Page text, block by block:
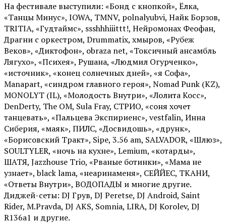
На фестивале выступили: «Бонд с кнопкой», Ёлка,
«Танцы Минус», IOWA, TMNV, polnalyubvi, Найк Борзов,
TRITIA, «Гудтаймс», ssshhhiiittt!, Нейромонах Феофан,
Драгни с оркестром, Drummatix, хмыров, «Рубеж
Веков», «Диктофон», obraza net, «Токсичный ансамбль
Лягухо», «Психея», Рушана, «Людмил Огурченко»,
«источник», «конец солнечных дней», «я Софа»,
Manapart, «синдром главного героя», Nomad Punk (KZ),
MONOLYT (IL), «Молодость Внутри», «Лолита Косс»,
DenDerty, The OM, Sula Fray, СТРИО, «соня хочет
танцевать», «Пальцева Экспириенс», vestfalin, Инна
Сиберия, «маяк», ПИЛС, «Досвидошь», «друнк»,
«Борисовский Тракт», Sipe, 3.56 am, SALVADOR, «Шлюз»,
SOULTYLER, «ночь на кухне», Lemium, «котарды»,
ШАТЯ, Jazzhouse Trio, «Рваные ботинки», «Мама не
узнает», black lama, «неаринаменя», СЕЙЙЕС, ТКАНИ,
«Ответы Внутри», ВОДОПАДЫ и многие другие.
Диджей-сеты: DJ Грув, DJ Peretse, DJ Android, Saint
Rider, М.Pravda, DJ AKS, Somnia, LIRA, DJ Korolev, DJ
R136a1 и другие.